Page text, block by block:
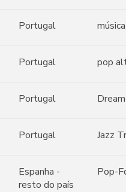
Portugal
Portugal pop
Portugal
Portugal Jazz
Espanha -
resto do país
Pop-